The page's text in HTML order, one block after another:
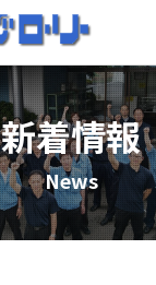
新着情報
News